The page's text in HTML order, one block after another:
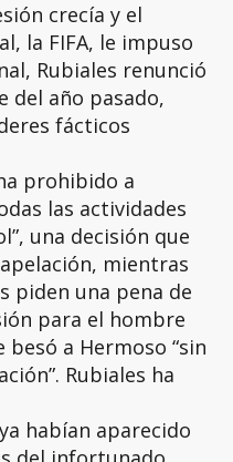
crecía y el
la FIFA, le impuso
Rubiales renunció
del año pasado,
fácticos
prohibido a
las actividades
una decisión que
mientras
piden una pena de
para el hombre
besó a Hermoso “sin
Rubiales ha
habían aparecido